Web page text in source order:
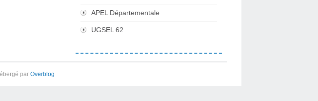
APEL Départementale
UGSEL 62
par Overblog